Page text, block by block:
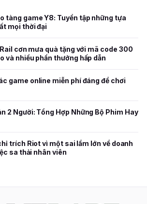
tàng game Y8: Tuyển tập những tựa
mọi thời đại
cơn mưa quà tặng với mã code 300
và nhiều phần thưởng hấp dẫn
game online miễn phí đáng để chơi
2 Người: Tổng Hợp Những Bộ Phim Hay
trích Riot vì một sai lầm lớn về doanh
sa thải nhân viên